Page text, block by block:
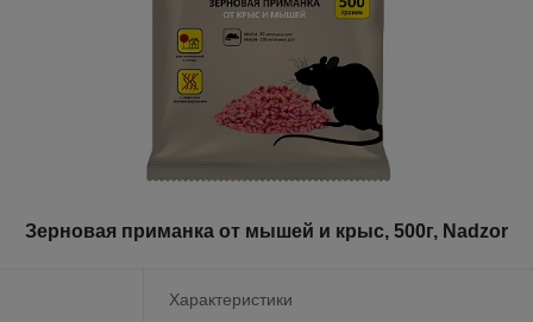
Зерновая приманка от мышей и крыс, 500г, Nadzor
Характеристики